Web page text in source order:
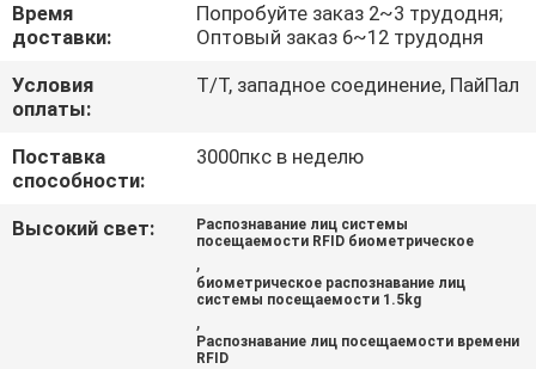
VR
КАРТА
САЙТА
PRIVACY
Время
доставки:
Попробуйте заказ 2~3 трудодня;
Оптовый заказ 6~12 трудодня
Условия
оплаты:
Т/Т, западное соединение, ПайПал
Поставка
способности:
3000пкс в неделю
Высокий свет:
Распознавание лиц системы
посещаемости RFID биометрическое
,
биометрическое распознавание лиц
системы посещаемости 1.5kg
,
Распознавание лиц посещаемости времени
RFID